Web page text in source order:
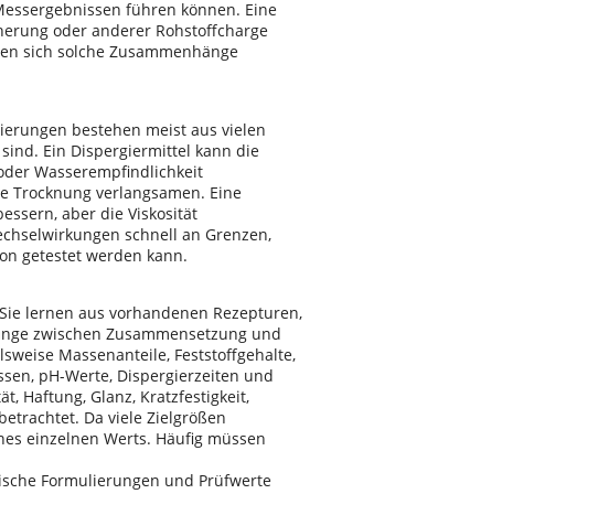
führen können. Eine
oder anderer Rohstoffcharge
sich solche Zusammenhänge
bestehen meist aus vielen
Ein Dispergiermittel kann die
Wasserempfindlichkeit
Trocknung verlangsamen. Eine
aber die Viskosität
schnell an Grenzen,
getestet werden kann.
lernen aus vorhandenen Rezepturen,
zwischen Zusammensetzung und
Massenanteile, Feststoffgehalte,
pH-Werte, Dispergierzeiten und
Haftung, Glanz, Kratzfestigkeit,
Da viele Zielgrößen
einzelnen Werts. Häufig müssen
Formulierungen und Prüfwerte